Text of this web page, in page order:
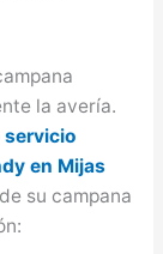
la avería.
servicio
en Mijas
su campana